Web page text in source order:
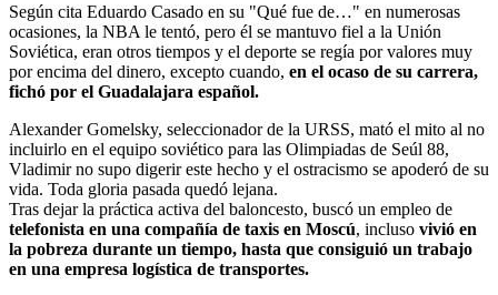
Según cita Eduardo Casado en su "Qué fue de…" en numerosas
ocasiones, la NBA le tentó, pero él se mantuvo fiel a la Unión
Soviética, eran otros tiempos y el deporte se regía por valores muy
por encima del dinero, excepto cuando, en el ocaso de su carrera,
fichó por el Guadalajara español.
Alexander Gomelsky, seleccionador de la URSS, mató el mito al no
incluirlo en el equipo soviético para las Olimpiadas de Seúl 88,
Vladimir no supo digerir este hecho y el ostracismo se apoderó de su
vida. Toda gloria pasada quedó lejana.
Tras dejar la práctica activa del baloncesto, buscó un empleo de
telefonista en una compañía de taxis en Moscú, incluso vivió en
la pobreza durante un tiempo, hasta que consiguió un trabajo
en una empresa logística de transportes.